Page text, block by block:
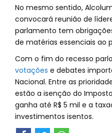
No mesmo sentido,
convocará reunião de
parlamento tem
de matérias essenciais ao
Com o fim do recesso
votações e debates
Nacional. Entre as
estão a isenção do
ganha até R$ 5 mil e a
investimentos isentos.